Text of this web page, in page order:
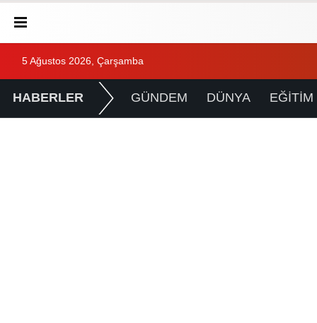
5 Ağustos 2026, Çarşamba
HABERLER GÜNDEM DÜNYA EĞİTİM